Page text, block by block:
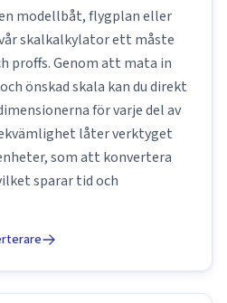
modellbåt, flygplan eller
skalkalkylator ett måste
proffs. Genom att mata in
önskad skala kan du direkt
för varje del av
låter verktyget
som att konvertera
sparar tid och